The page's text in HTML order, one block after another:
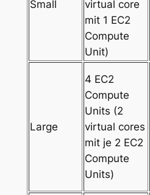
Small
virtual core
mit 1 EC2
Compute
Unit)
Large
4 EC2
Compute
Units (2
virtual cores
mit je 2 EC2
Compute
Units)